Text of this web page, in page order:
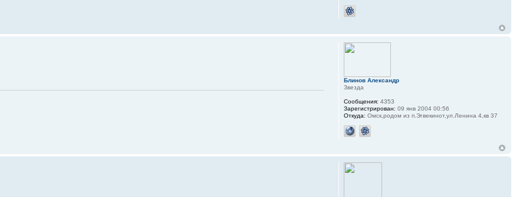
Блинов Александр
Звезда
Сообщения: 4353
Зарегистрирован: 09 янв 2004 00:56
Откуда: Омск,родом из п.Эгвекинот,ул.Ленина 4,кв 37